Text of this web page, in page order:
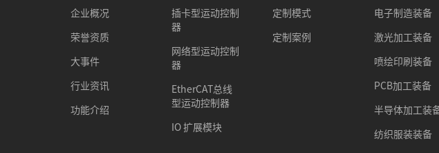
企业概况
荣誉资质
大事件
行业资讯
功能介绍
插卡型运动控制
器
网络型运动控制
器
EtherCAT总线
型运动控制器
IO 扩展模块
定制模式
定制案例
电子制造装备
激光加工装备
喷绘印刷装备
PCB加工装备
半导体加工装
纺织服装装备